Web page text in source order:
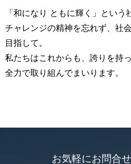
「和になり ともに輝く」という
チャレンジの精神を忘れず、社
目指して。
私たちはこれからも、誇りを持
全力で取り組んでまいります。
お気軽にお問合